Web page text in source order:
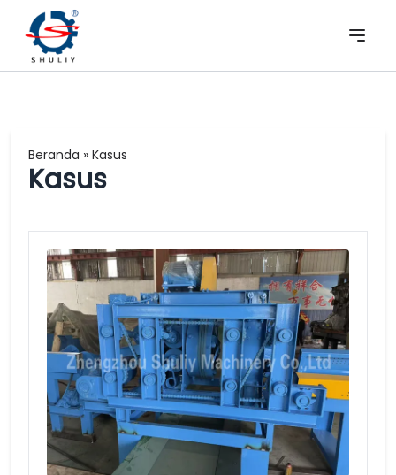
Beranda » Kasus
Kasus